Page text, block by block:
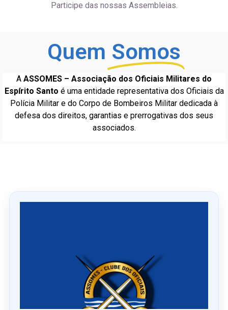
Participe das nossas Assembleias.
Quem Somos
A ASSOMES – Associação dos Oficiais Militares do
Espírito Santo é uma entidade representativa dos Oficiais da
Polícia Militar e do Corpo de Bombeiros Militar dedicada à
defesa dos direitos, garantias e prerrogativas dos seus
associados.